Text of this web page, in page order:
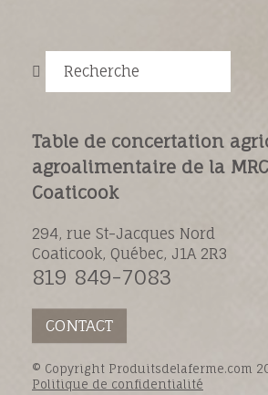
Recherche
Table de concertation
agroalimentaire de la
Coaticook
294, rue St-Jacques Nord
Coaticook, Québec, J1A 2R3
819 849-7083
CONTACT
© Copyright Produitsdelaferme.com
Politique de confidentialité